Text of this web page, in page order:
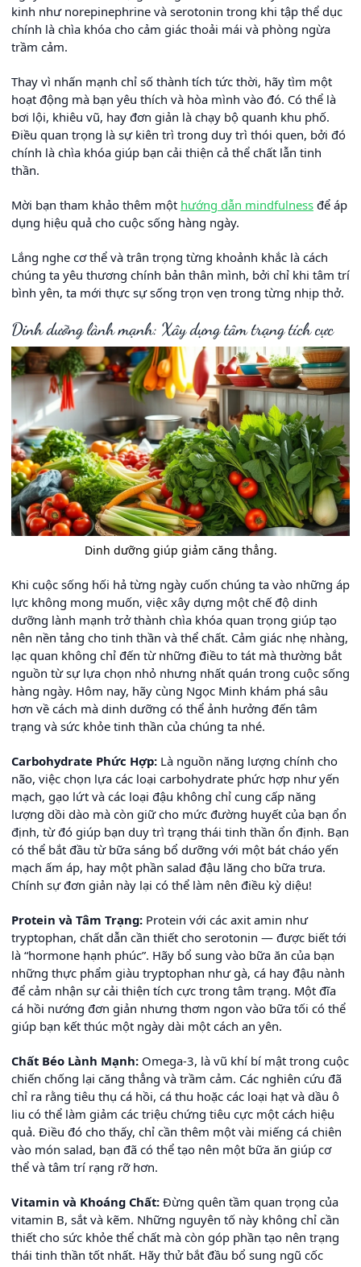
kinh như norepinephrine và serotonin trong khi tập thể dục
chính là chìa khóa cho cảm giác thoải mái và phòng ngừa
trầm cảm.
Thay vì nhấn mạnh chỉ số thành tích tức thời, hãy tìm một
hoạt động mà bạn yêu thích và hòa mình vào đó. Có thể là
bơi lội, khiêu vũ, hay đơn giản là chạy bộ quanh khu phố.
Điều quan trọng là sự kiên trì trong duy trì thói quen, bởi đó
chính là chìa khóa giúp bạn cải thiện cả thể chất lẫn tinh
thần.
Mời bạn tham khảo thêm một hướng dẫn mindfulness để áp
dụng hiệu quả cho cuộc sống hàng ngày.
Lắng nghe cơ thể và trân trọng từng khoảnh khắc là cách
chúng ta yêu thương chính bản thân mình, bởi chỉ khi tâm trí
bình yên, ta mới thực sự sống trọn vẹn trong từng nhịp thở.
Dinh dưỡng lành mạnh: Xây dựng tâm trạng tích cực
Dinh dưỡng giúp giảm căng thẳng.
Khi cuộc sống hối hả từng ngày cuốn chúng ta vào những áp
lực không mong muốn, việc xây dựng một chế độ dinh
dưỡng lành mạnh trở thành chìa khóa quan trọng giúp tạo
nên nền tảng cho tinh thần và thể chất. Cảm giác nhẹ nhàng,
lạc quan không chỉ đến từ những điều to tát mà thường bắt
nguồn từ sự lựa chọn nhỏ nhưng nhất quán trong cuộc sống
hàng ngày. Hôm nay, hãy cùng Ngọc Minh khám phá sâu
hơn về cách mà dinh dưỡng có thể ảnh hưởng đến tâm
trạng và sức khỏe tinh thần của chúng ta nhé.
Carbohydrate Phức Hợp: Là nguồn năng lượng chính cho
não, việc chọn lựa các loại carbohydrate phức hợp như yến
mạch, gạo lứt và các loại đậu không chỉ cung cấp năng
lượng dồi dào mà còn giữ cho mức đường huyết của bạn ổn
định, từ đó giúp bạn duy trì trạng thái tinh thần ổn định. Bạn
có thể bắt đầu từ bữa sáng bổ dưỡng với một bát cháo yến
mạch ấm áp, hay một phần salad đậu lăng cho bữa trưa.
Chính sự đơn giản này lại có thể làm nên điều kỳ diệu!
Protein và Tâm Trạng: Protein với các axit amin như
tryptophan, chất dẫn cần thiết cho serotonin — được biết tới
là “hormone hạnh phúc”. Hãy bổ sung vào bữa ăn của bạn
những thực phẩm giàu tryptophan như gà, cá hay đậu nành
để cảm nhận sự cải thiện tích cực trong tâm trạng. Một đĩa
cá hồi nướng đơn giản nhưng thơm ngon vào bữa tối có thể
giúp bạn kết thúc một ngày dài một cách an yên.
Chất Béo Lành Mạnh: Omega-3, là vũ khí bí mật trong cuộc
chiến chống lại căng thẳng và trầm cảm. Các nghiên cứu đã
chỉ ra rằng tiêu thụ cá hồi, cá thu hoặc các loại hạt và dầu ô
liu có thể làm giảm các triệu chứng tiêu cực một cách hiệu
quả. Điều đó cho thấy, chỉ cần thêm một vài miếng cá chiên
vào món salad, bạn đã có thể tạo nên một bữa ăn giúp cơ
thể và tâm trí rạng rỡ hơn.
Vitamin và Khoáng Chất: Đừng quên tầm quan trọng của
vitamin B, sắt và kẽm. Những nguyên tố này không chỉ cần
thiết cho sức khỏe thể chất mà còn góp phần tạo nên trạng
thái tinh thần tốt nhất. Hãy thử bắt đầu bổ sung ngũ cốc